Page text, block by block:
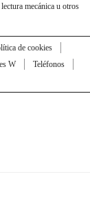
mecánica u otros
de cookies
W
Teléfonos